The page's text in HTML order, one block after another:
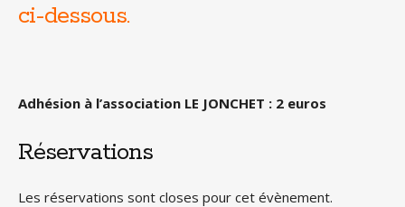
ci-dessous.
Adhésion à l’association LE JONCHET : 2 euros
Réservations
Les réservations sont closes pour cet évènement.